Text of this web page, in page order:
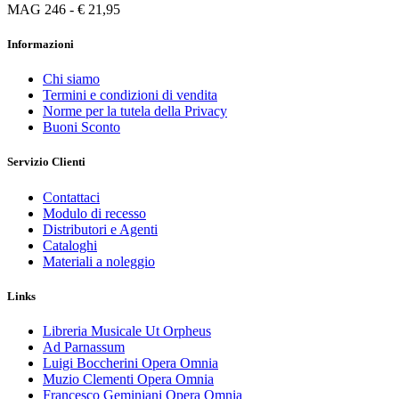
MAG 246 - € 21,95
Informazioni
Chi siamo
Termini e condizioni di vendita
Norme per la tutela della Privacy
Buoni Sconto
Servizio Clienti
Contattaci
Modulo di recesso
Distributori e Agenti
Cataloghi
Materiali a noleggio
Links
Libreria Musicale Ut Orpheus
Ad Parnassum
Luigi Boccherini Opera Omnia
Muzio Clementi Opera Omnia
Francesco Geminiani Opera Omnia